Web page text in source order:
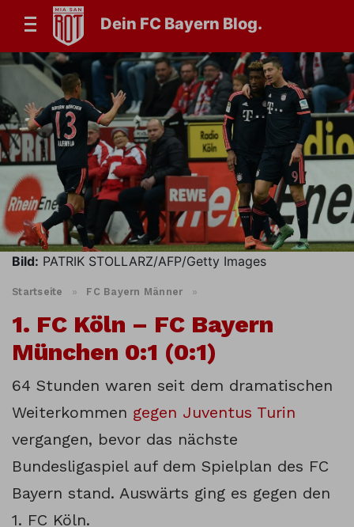
Dein FC Bayern Blog.
Bild: PATRIK STOLLARZ/AFP/Getty Images
Startseite » FC Bayern Männer »
1. FC Köln – FC Bayern
München 0:1 (0:1)
64 Stunden waren seit dem dramatischen
Weiterkommen gegen Juventus Turin
vergangen, bevor das nächste
Bundesligaspiel auf dem Spielplan des FC
Bayern stand. Auswärts ging es gegen den
1. FC Köln.